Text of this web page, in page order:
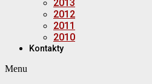
2013
2012
2011
2010
Kontakty
Menu